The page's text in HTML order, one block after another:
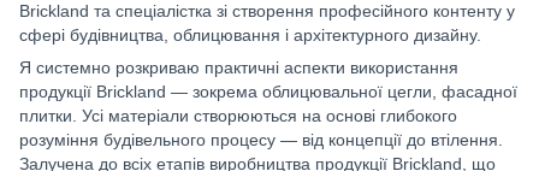
Brickland та спеціалістка зі створення професійного контенту у
сфері будівництва, облицювання і архітектурного дизайну.
Я системно розкриваю практичні аспекти використання
продукції Brickland — зокрема облицювальної цегли, фасадної
плитки. Усі матеріали створюються на основі глибокого
розуміння будівельного процесу — від концепції до втілення.
Залучена до всіх етапів виробництва продукції Brickland, що